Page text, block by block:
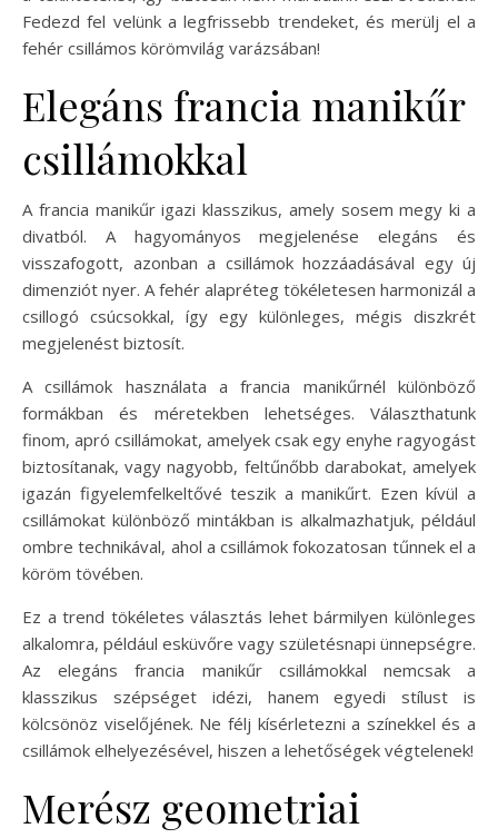
Fedezd fel velünk a legfrissebb trendeket, és merülj el a
fehér csillámos körömvilág varázsában!
Elegáns francia manikűr
csillámokkal
A francia manikűr igazi klasszikus, amely sosem megy ki a
divatból. A hagyományos megjelenése elegáns és
visszafogott, azonban a csillámok hozzáadásával egy új
dimenziót nyer. A fehér alapréteg tökéletesen harmonizál a
csillogó csúcsokkal, így egy különleges, mégis diszkrét
megjelenést biztosít.
A csillámok használata a francia manikűrnél különböző
formákban és méretekben lehetséges. Választhatunk
finom, apró csillámokat, amelyek csak egy enyhe ragyogást
biztosítanak, vagy nagyobb, feltűnőbb darabokat, amelyek
igazán figyelemfelkeltővé teszik a manikűrt. Ezen kívül a
csillámokat különböző mintákban is alkalmazhatjuk, például
ombre technikával, ahol a csillámok fokozatosan tűnnek el a
köröm tövében.
Ez a trend tökéletes választás lehet bármilyen különleges
alkalomra, például esküvőre vagy születésnapi ünnepségre.
Az elegáns francia manikűr csillámokkal nemcsak a
klasszikus szépséget idézi, hanem egyedi stílust is
kölcsönöz viselőjének. Ne félj kísérletezni a színekkel és a
csillámok elhelyezésével, hiszen a lehetőségek végtelenek!
Merész geometriai